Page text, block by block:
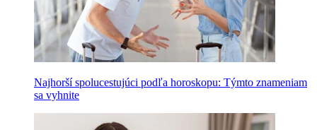
Najhorší spolucestujúci podľa horoskopu: Týmto znameniam
sa vyhnite